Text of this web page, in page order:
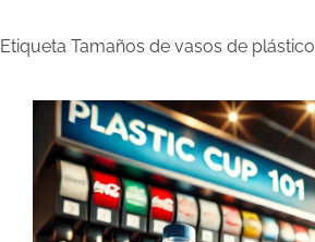
Etiqueta Tamaños de vasos de plástico